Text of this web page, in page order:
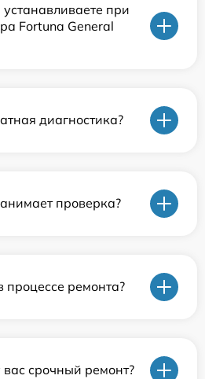
при
Fortuna General
диагностика?
проверка?
процессе ремонта?
срочный ремонт?